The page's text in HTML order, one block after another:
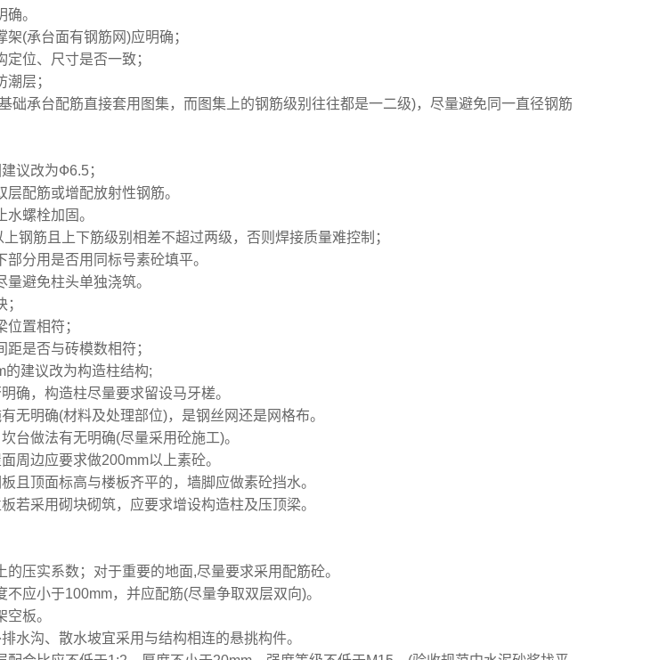
。
(承台面有钢筋网)应明确；
位、尺寸是否一致；
层；
础承台配筋直接套用图集，而图集上的钢筋级别往往都是一二级)，尽量避免同一直径钢筋
议改为Ф6.5；
配筋或增配放射性钢筋。
螺栓加固。
钢筋且上下筋级别相差不超过两级，否则焊接质量难控制；
分用是否用同标号素砼填平。
避免柱头单独浇筑。
置相符；
是否与砖模数相符；
的建议改为构造柱结构;
确，构造柱尽量要求留设马牙槎。
无明确(材料及处理部位)，是钢丝网还是网格布。
台做法有无明确(尽量采用砼施工)。
周边应要求做200mm以上素砼。
且顶面标高与楼板齐平的，墙脚应做素砼挡水。
若采用砌块砌筑，应要求增设构造柱及压顶梁。
压实系数；对于重要的地面,尽量要求采用配筋砼。
应小于100mm，并应配筋(尽量争取双层双向)。
板。
水沟、散水坡宜采用与结构相连的悬挑构件。